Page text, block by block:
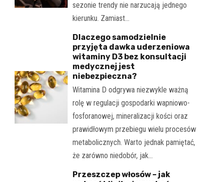
sezonie trendy nie narzucają jednego
kierunku. Zamiast…
Dlaczego samodzielnie
przyjęta dawka uderzeniowa
witaminy D3 bez konsultacji
medycznej jest
niebezpieczna?
Witamina D odgrywa niezwykle ważną
rolę w regulacji gospodarki wapniowo-
fosforanowej, mineralizacji kości oraz
prawidłowym przebiegu wielu procesów
metabolicznych. Warto jednak pamiętać,
że zarówno niedobór, jak…
Przeszczep włosów – jak